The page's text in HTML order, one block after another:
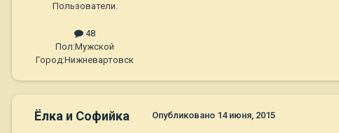
Пользователи.
48
Пол:Мужской
Город:Нижневартовск
Ёлка и Софийка Опубликовано 14 июня, 2015